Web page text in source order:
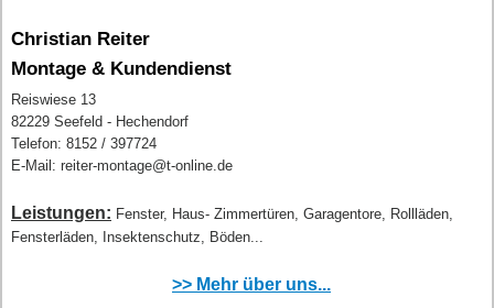
Christian Reiter
Montage & Kundendienst
Reiswiese 13
82229 Seefeld - Hechendorf
Telefon: 8152 / 397724
E-Mail: reiter-montage@t-online.de
Leistungen: Fenster, Haus- Zimmertüren, Garagentore, Rollläden,
Fensterläden, Insektenschutz, Böden...
>> Mehr über uns...